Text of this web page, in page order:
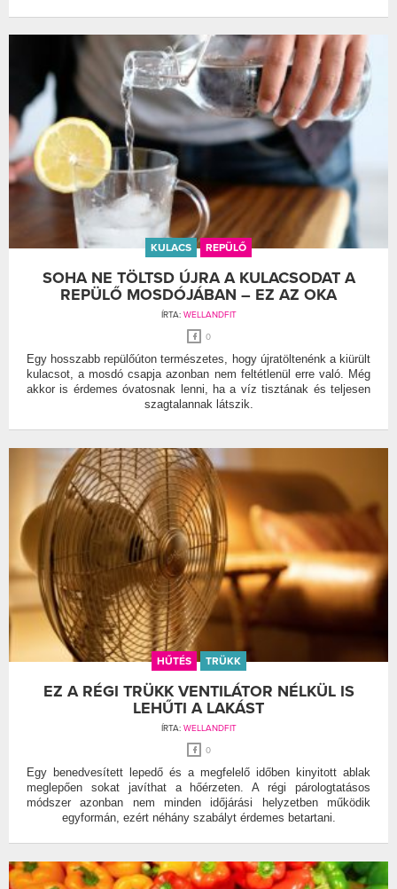
KULACS REPÜLŐ
SOHA NE TÖLTSD ÚJRA A KULACSODAT A
REPÜLŐ MOSDÓJÁBAN – EZ AZ OKA
ÍRTA: WELLANDFIT
0
Egy hosszabb repülőúton természetes, hogy újratöltenénk a kiürült
kulacsot, a mosdó csapja azonban nem feltétlenül erre való. Még
akkor is érdemes óvatosnak lenni, ha a víz tisztának és teljesen
szagtalannak látszik.
HŰTÉS TRÜKK
EZ A RÉGI TRÜKK VENTILÁTOR NÉLKÜL IS
LEHŰTI A LAKÁST
ÍRTA: WELLANDFIT
0
Egy benedvesített lepedő és a megfelelő időben kinyitott ablak
meglepően sokat javíthat a hőérzeten. A régi párologtatásos
módszer azonban nem minden időjárási helyzetben működik
egyformán, ezért néhány szabályt érdemes betartani.